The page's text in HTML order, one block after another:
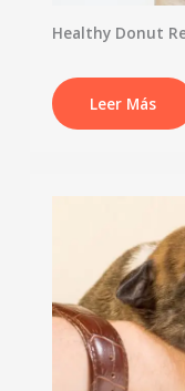
Healthy Donut
Leer Más